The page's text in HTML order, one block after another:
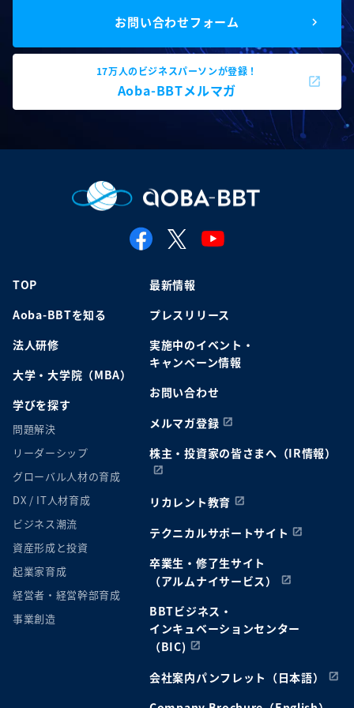
お問い合わせフォーム
17万人のビジネスパーソンが登録！
Aoba-BBTメルマガ
TOP
Aoba-BBTを知る
法人研修
大学・大学院（MBA）
学びを探す
問題解決
リーダーシップ
グローバル人材の育成
DX / IT人材育成
ビジネス潮流
資産形成と投資
起業家育成
経営者・経営幹部育成
事業創造
最新情報
プレスリリース
実施中のイベント・
キャンペーン情報
お問い合わせ
メルマガ登録
株主・投資家の皆さまへ（IR情報）
リカレント教育
テクニカルサポートサイト
卒業生・修了生サイト
（アルムナイサービス）
BBTビジネス・
インキュベーションセンター
（BIC)
会社案内パンフレット（日本語）